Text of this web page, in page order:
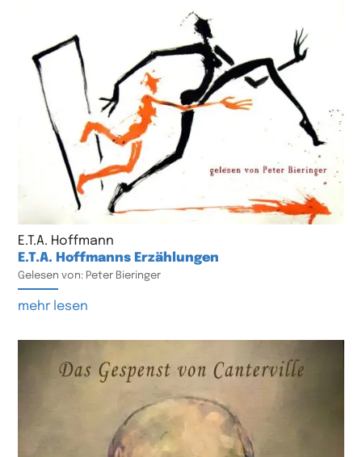
E.T.A. Hoffmann
E.T.A. Hoffmanns Erzählungen
Gelesen von: Peter Bieringer
mehr lesen